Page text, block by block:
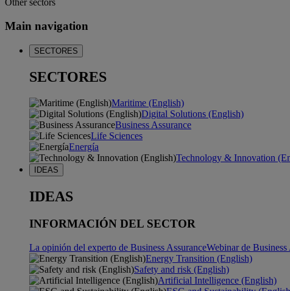
Other sectors
Main navigation
SECTORES
SECTORES
Maritime (English)
Digital Solutions (English)
Business Assurance
Life Sciences
Energía
Technology & Innovation
IDEAS
IDEAS
INFORMACIÓN DEL SECTOR
La opinión del experto de Business AssuranceWebinar de Business
Energy Transition (English)
Safety and risk (English)
Artificial Intelligence (English)